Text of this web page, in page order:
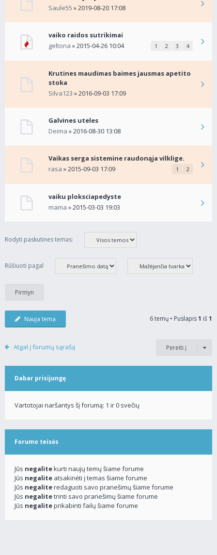
Saule55 » 2019-08-20 17:08
vaiko raidos sutrikimai
geltona » 2015-04-26 10:04 1 2 3 4
Krutines maudimas baimes jausmas apetito
stoka
Silva123 » 2016-09-03 17:09
Galvines uteles
Deima » 2016-08-30 13:08
Vaikas serga sistemine raudonąja vilklige.
rasa » 2015-09-03 17:09 1 2
vaiku ploksciapedyste
mama » 2015-03-03 19:03
Rodyti paskutines temas:
Rūšiuoti pagal
Nauja tema 6 temų • Puslapis1 iš1
Atgal į forumų sąrašą Pereiti į
Dabar prisijungę
Vartotojai naršantys šį forumą: 1 ir 0 svečių
Forumo teisės
Jūs negalitekurti naujų temų šiame forume
Jūs negalite atsakinėti į temas šiame forume
Jūs negaliteredaguoti savo pranešimų šiame forume
Jūs negalitetrinti savo pranešimų šiame forume
Jūs negaliteprikabinti failų šiame forume